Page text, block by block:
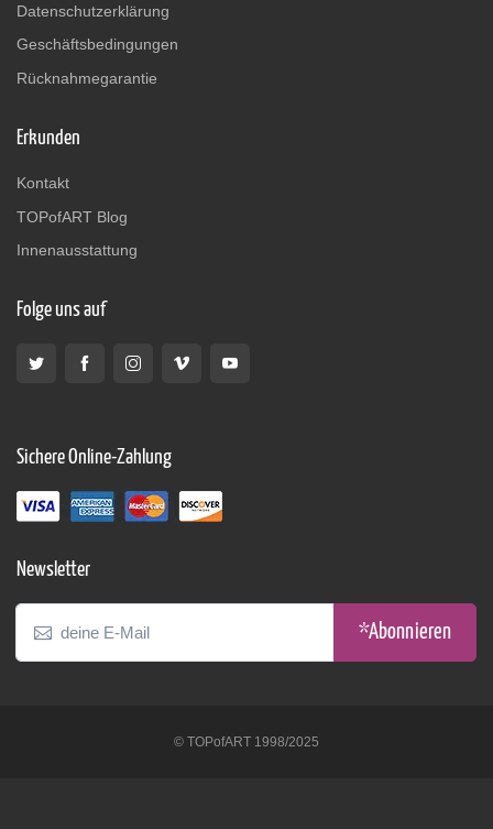
Datenschutzerklärung
Geschäftsbedingungen
Rücknahmegarantie
Erkunden
Kontakt
TOPofART Blog
Innenausstattung
Folge uns auf
Sichere Online-Zahlung
Newsletter
*Abonnieren
© TOPofART 1998/2025